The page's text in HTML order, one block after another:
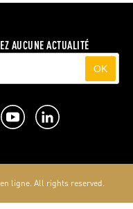
AUCUNE ACTUALITÉ
OK
ligne. All rights reserved.